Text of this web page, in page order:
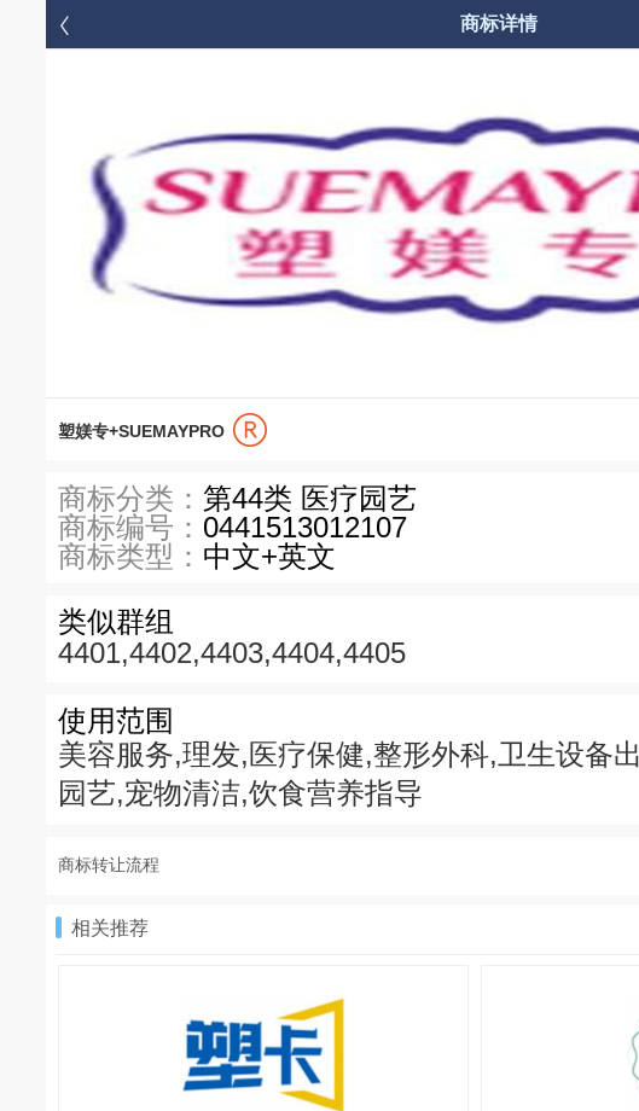
 商标详情
塑媄专+SUEMAYPRO
商标分类： 第44类 医疗园艺
商标编号： 0441513012107
商标类型： 中文+英文
类似群组
4401,4402,4403,4404,4405
使用范围
美容服务,理发,医疗保健,整形外科,卫生设备
园艺,宠物清洁,饮食营养指导
商标转让流程
相关推荐